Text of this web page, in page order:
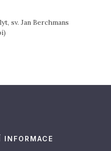
sv. Jan Berchmans
INFORMACE